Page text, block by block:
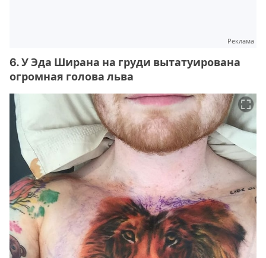
Реклама
6. У Эда Ширана на груди вытатуирована
огромная голова льва